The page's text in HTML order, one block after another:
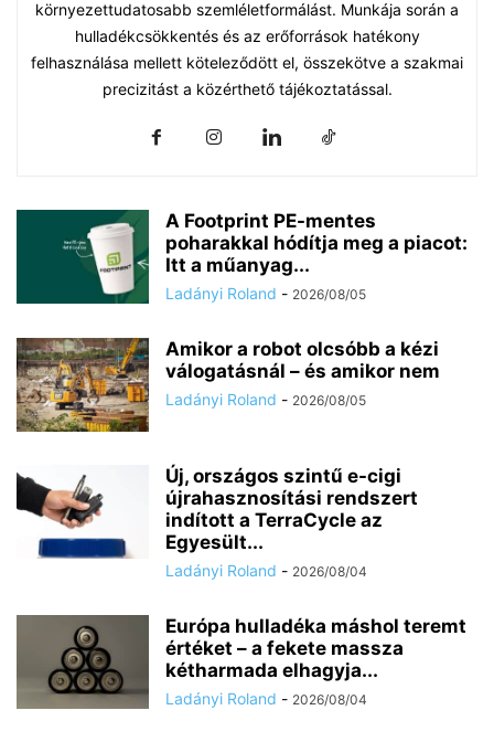
környezettudatosabb szemléletformálást. Munkája során a
hulladékcsökkentés és az erőforrások hatékony
felhasználása mellett köteleződött el, összekötve a szakmai
precizitást a közérthető tájékoztatással.
A Footprint PE-mentes
poharakkal hódítja meg a piacot:
Itt a műanyag...
Ladányi Roland - 2026/08/05
Amikor a robot olcsóbb a kézi
válogatásnál – és amikor nem
Ladányi Roland - 2026/08/05
Új, országos szintű e-cigi
újrahasznosítási rendszert
indított a TerraCycle az
Egyesült...
Ladányi Roland - 2026/08/04
Európa hulladéka máshol teremt
értéket – a fekete massza
kétharmada elhagyja...
Ladányi Roland - 2026/08/04
Mr wAIste
Helló! Miben segíthetek ma?